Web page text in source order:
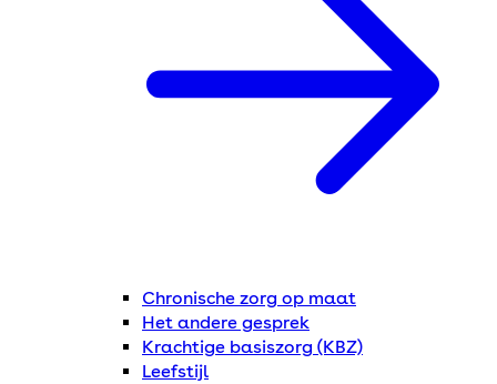
Chronische zorg op maat
Het andere gesprek
Krachtige basiszorg (KBZ)
Leefstijl